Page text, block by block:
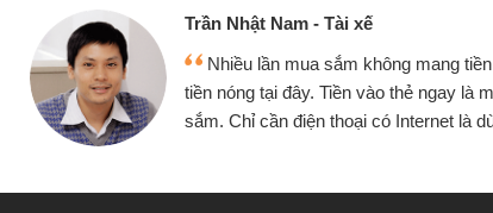
vay
Cấn Văn Lực - Tạp hóa
Tôi kinh doanh buôn bán nhỏ lẻ
hàng, nhờ biết đến website qua
quyết được công việc của mình